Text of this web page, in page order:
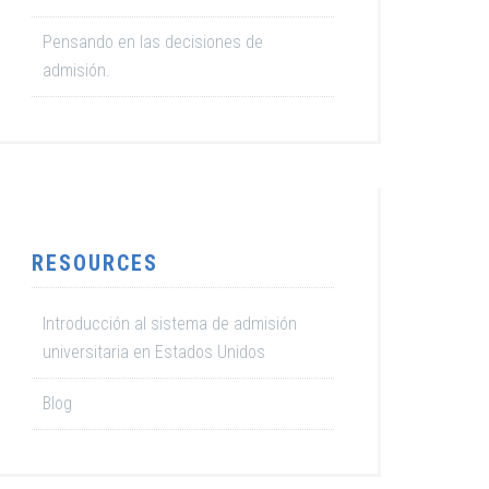
Pensando en las decisiones de
admisión.
RESOURCES
Introducción al sistema de admisión
universitaria en Estados Unidos
Blog